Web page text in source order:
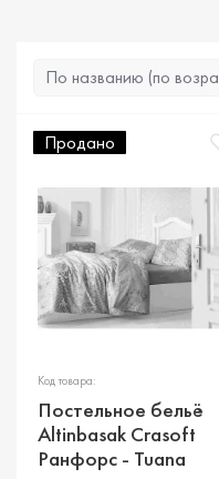
Продано
Код товара:
Постельное бельё
Altinbasak Crasoft
Ранфорс - Tuana